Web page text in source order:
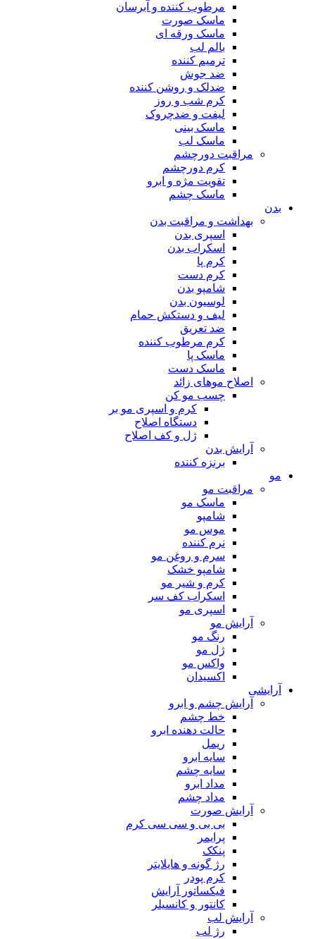
مرطوب کننده و آبرسان
ماسک صورت
ماسک ورقه ای
بالم لب
ترمیم کننده
ضد جوش
ضدلک و روشن کننده
کرم شب و روز
لیفت و ضدچروک
ماسک بینی
ماسک لب
مراقبت دورچشم
کرم دورچشم
تقویت مژه و ابرو
ماسک چشم
بدن
بهداشت و مراقبت بدن
اسپری بدن
اسکراب بدن
کرم پا
کرم دست
شامپو بدن
لوسیون بدن
لیف و دستکش حمام
ضد تعریق
کرم مرطوب کننده
ماسک پا
ماسک دست
اصلاح موهای زائد
چسب مو کن
کرم و اسپری مو بر
دستگاه اصلاح
ژل و کف اصلاح
آرایش بدن
برنزه کننده
مو
مراقبت مو
ماسک مو
شامپو
موس مو
نرم کننده
سرم و روغن مو
شامپو خشک
کرم و شیر مو
اسکراب کف سر
اسپری مو
آرایش مو
رنگ مو
ژل مو
واکس مو
اکسیدان
آرایشی
آرایش چشم و ابرو
خط چشم
حالت دهنده ابرو
ریمل
سایه ابرو
سایه چشم
مداد ابرو
مداد چشم
آرایش صورت
بی بی و سی سی کرم
پرایمر
پنکک
رژ گونه و هایلایتر
کرم پودر
فیکساتور آرایش
کانتور و کانسیلر
آرایش لب
رژ لب